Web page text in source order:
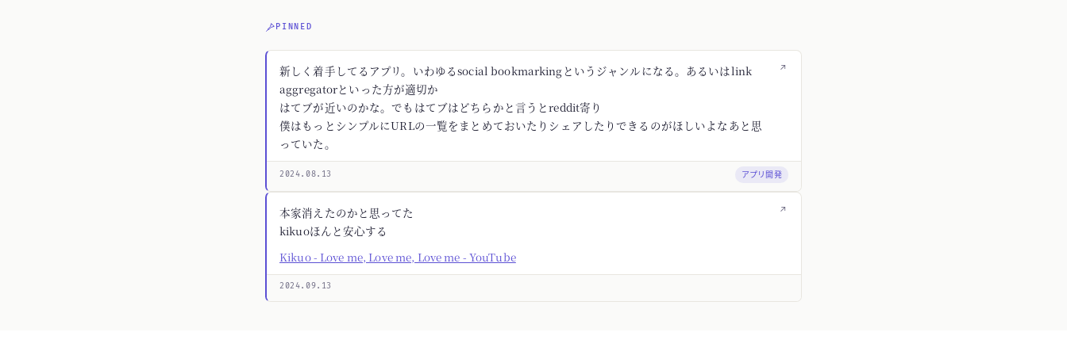
PINNED
↗
新しく着手してるアプリ。いわゆるsocial bookmarkingというジャンルになる。あるいはlink
aggregatorといった方が適切か
はてブが近いのかな。でもはてブはどちらかと言うとreddit寄り
僕はもっとシンプルにURLの一覧をまとめておいたりシェアしたりできるのがほしいよなあと思
っていた。
2024.08.13 アプリ開発
↗
本家消えたのかと思ってた
kikuoほんと安心する
Kikuo - Love me, Love me, Love me - YouTube
2024.09.13